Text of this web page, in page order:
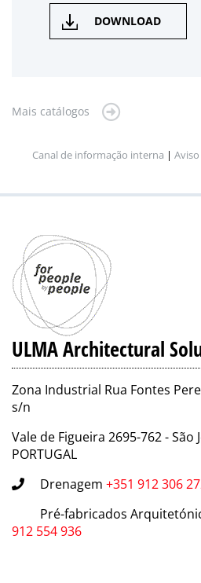
DOWNLOAD
Mais catálogos
Canal de informação interna |
ULMA Architectural
Zona Industrial Rua Fontes
s/n
Vale de Figueira 2695-762 - São
PORTUGAL
Drenagem +351 912 306
Pré-fabricados
912 554 936